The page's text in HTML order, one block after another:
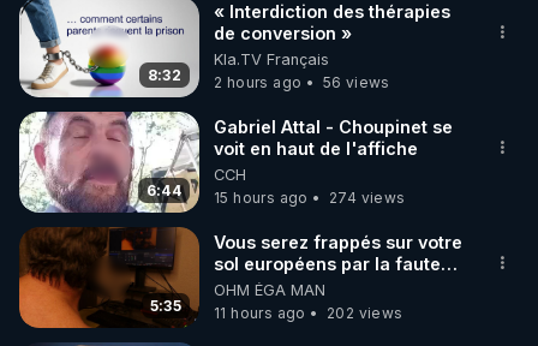
8:32
« Interdiction des thérapies
de conversion »
Kla.TV Français
2 hours ago
56 views
6:44
Gabriel Attal - Choupinet se
voit en haut de l'affiche
CCH
15 hours ago
274 views
5:35
Vous serez frappés sur votre
sol européens par la faute
des dirigeants qui s'en
mettent dans le nez
OHM ÉGA MAN
11 hours ago
202 views